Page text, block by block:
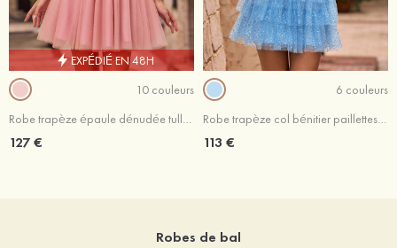
EXPÉDIÉ EN 48H
10 couleurs
Robe trapèze épaule dénudée tulle courte/mini robe de fête de la rentrée
127 €
6 couleurs
Robe trapèze col bénitier paillettes courte/mini robe de fête de la rentrée
113 €
Robes de bal